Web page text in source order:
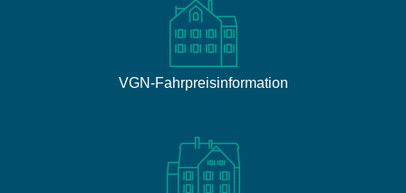
VGN-Fahrpreisinformation